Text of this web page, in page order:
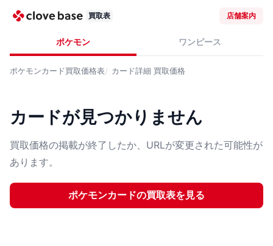
買取表 店舗案内
ポケモン ワンピース
ポケモンカード買取価格表 カード詳細 買取価格
カードが見つかりません
買取価格の掲載が終了したか、URLが変更された可能性が
あります。
ポケモンカードの買取表を見る